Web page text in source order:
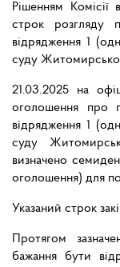
Рішенням
строк розгляду
відрядження 1
суду
21.03.2025 на
оголошення про
відрядження 1
суду
визначено
оголошення) для
Указаний строк
Протягом
бажання бути